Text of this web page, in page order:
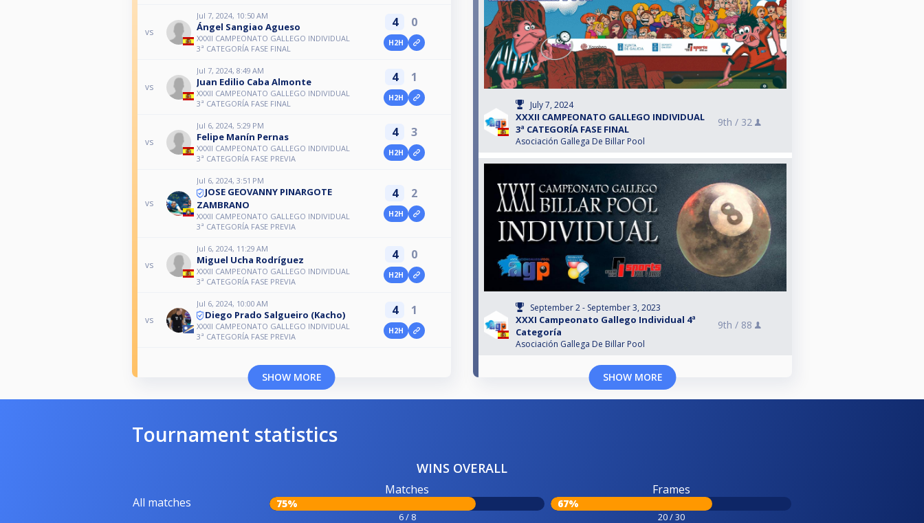
vs
Jul 7, 2024, 10:50 AM
Ángel Sangiao Agueso
XXXII CAMPEONATO GALLEGO INDIVIDUAL
3ª CATEGORÍA FASE FINAL
4 0
H2H
vs
Jul 7, 2024, 8:49 AM
Juan Edilio Caba Almonte
XXXII CAMPEONATO GALLEGO INDIVIDUAL
3ª CATEGORÍA FASE FINAL
4 1
H2H
vs
Jul 6, 2024, 5:29 PM
Felipe Manín Pernas
XXXII CAMPEONATO GALLEGO INDIVIDUAL
3ª CATEGORÍA FASE PREVIA
4 3
H2H
vs
Jul 6, 2024, 3:51 PM
JOSE GEOVANNY PINARGOTE
ZAMBRANO
XXXII CAMPEONATO GALLEGO INDIVIDUAL
3ª CATEGORÍA FASE PREVIA
4 2
H2H
vs
Jul 6, 2024, 11:29 AM
Miguel Ucha Rodríguez
XXXII CAMPEONATO GALLEGO INDIVIDUAL
3ª CATEGORÍA FASE PREVIA
4 0
H2H
vs
Jul 6, 2024, 10:00 AM
Diego Prado Salgueiro (Kacho)
XXXII CAMPEONATO GALLEGO INDIVIDUAL
3ª CATEGORÍA FASE PREVIA
4 1
H2H
SHOW MORE
July 7, 2024
XXXII CAMPEONATO GALLEGO INDIVIDUAL
3ª CATEGORÍA FASE FINAL
Asociación Gallega De Billar Pool
9th / 32
September 2 - September 3, 2023
XXXI Campeonato Gallego Individual 4ª
Categoría
Asociación Gallega De Billar Pool
9th / 88
SHOW MORE
Tournament statistics
WINS OVERALL
All matches
Matches
75%
6 / 8
Frames
67%
20 / 30